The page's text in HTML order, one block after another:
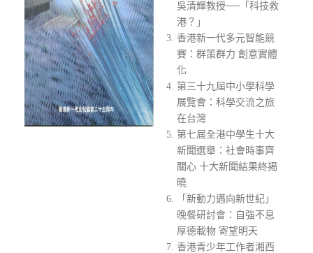
吳清輝教授──「科技救
港？」
香港新一代多元智能競
賽：群策群力 創意實體
化
第三十九屆中小學科學
展覽會：科學交流之旅
在台灣
第七屆全港中學生十大
新聞選舉：社會時事齊
關心 十大新聞結果終揭
曉
「新動力邁向新世紀」
晚餐研討會：自強不息
厚德載物 寄望明天
香港青少年工作者湘西